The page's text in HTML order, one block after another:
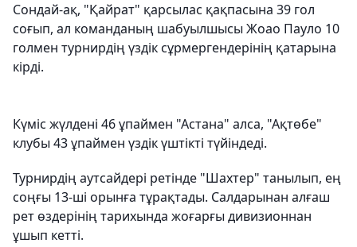
Сондай-ақ, "Қайрат" қарсылас қақпасына 39 гол
соғып, ал команданың шабуылшысы Жоао Пауло 10
голмен турнирдің үздік сұрмергендерінің қатарына
кірді.
Күміс жүлдені 46 ұпаймен "Астана" алса, "Ақтөбе"
клубы 43 ұпаймен үздік үштікті түйіндеді.
Турнирдің аутсайдері ретінде "Шахтер" танылып, ең
соңғы 13-ші орынға тұрақтады. Салдарынан алғаш
рет өздерінің тарихында жоғарғы дивизионнан
ұшып кетті.